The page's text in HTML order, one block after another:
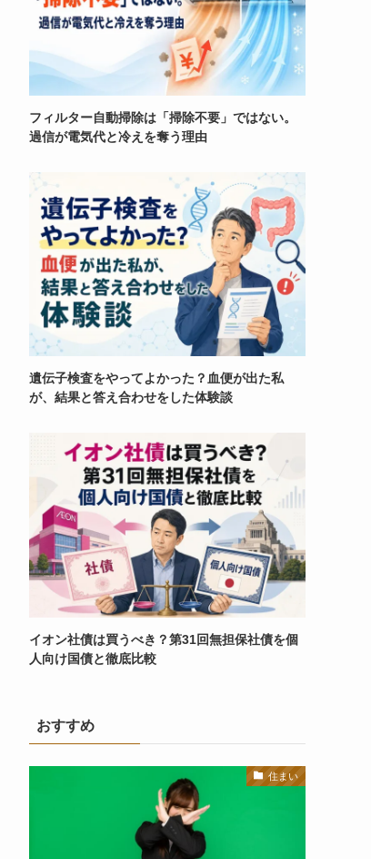
フィルター自動掃除は「掃除不要」ではない。
過信が電気代と冷えを奪う理由
遺伝子検査をやってよかった？血便が出た私
が、結果と答え合わせをした体験談
イオン社債は買うべき？第31回無担保社債を個
人向け国債と徹底比較
おすすめ
住まい